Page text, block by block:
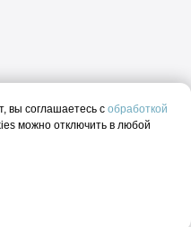
вы соглашаетесь с обработкой
можно отключить в любой